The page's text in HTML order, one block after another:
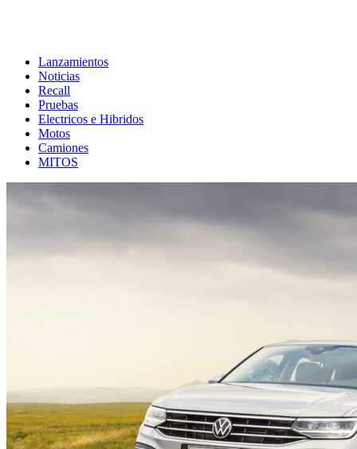
Lanzamientos
Noticias
Recall
Pruebas
Electricos e Hibridos
Motos
Camiones
MITOS